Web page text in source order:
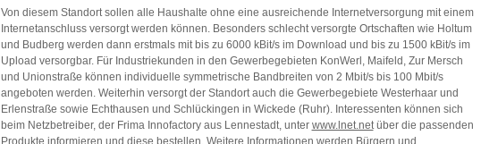
Von diesem Standort sollen alle Haushalte ohne eine ausreichende Internetversorgung mit einem
Internetanschluss versorgt werden können. Besonders schlecht versorgte Ortschaften wie Holtum
und Budberg werden dann erstmals mit bis zu 6000 kBit/s im Download und bis zu 1500 kBit/s im
Upload versorgbar. Für Industriekunden in den Gewerbegebieten KonWerl, Maifeld, Zur Mersch
und Unionstraße können individuelle symmetrische Bandbreiten von 2 Mbit/s bis 100 Mbit/s
angeboten werden. Weiterhin versorgt der Standort auch die Gewerbegebiete Westerhaar und
Erlenstraße sowie Echthausen und Schlückingen in Wickede (Ruhr). Interessenten können sich
beim Netzbetreiber, der Frima Innofactory aus Lennestadt, unter www.lnet.netüber die passenden
Produkte informieren und diese bestellen. Weitere Informationen werden Bürgern und